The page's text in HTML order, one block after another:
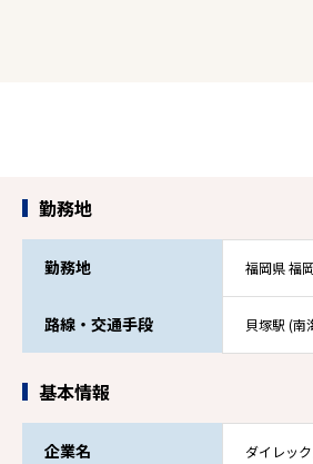
勤務地
勤務地 福岡県 福
路線・交通手段 貝塚駅 (南
基本情報
企業名 ダイレッ